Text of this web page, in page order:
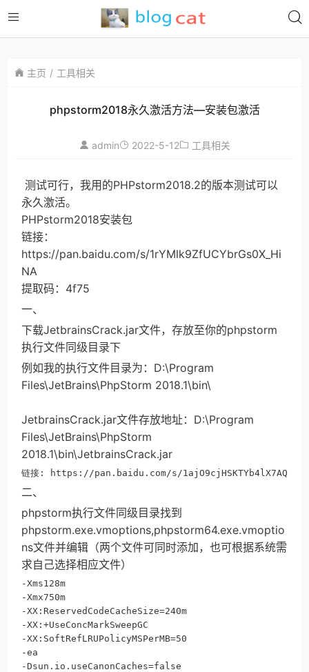
主页 工具相关
phpstorm2018永久激活方法—安装包激活
admin 2022-5-12 工具相关
测试可行，我用的PHPstorm2018.2的版本测试可以
永久激活。
PHPstorm2018安装包
链接：
https://pan.baidu.com/s/1rYMlk9ZfUCYbrGs0X_Hi
NA
提取码：4f75
一、
下载JetbrainsCrack.jar文件，存放至你的phpstorm
执行文件同级目录下
例如我的执行文件目录为：D:\Program
Files\JetBrains\PhpStorm 2018.1\bin\
JetbrainsCrack.jar文件存放地址：D:\Program
Files\JetBrains\PhpStorm
2018.1\bin\JetbrainsCrack.jar
链接: https://pan.baidu.com/s/
二、
phpstorm执行文件同级目录找到
phpstorm.exe.vmoptions,phpstorm64.exe.vmoptio
ns文件并编辑（两个文件可同时添加，也可根据系统需
求自己选择相应文件）
-Xms128m
-Xmx750m
-XX:ReservedCodeCacheSize=240m
-XX:+UseConcMarkSweepGC
-XX:SoftRefLRUPolicyMSPerMB=50
-ea
-Dsun.io.useCanonCaches=false